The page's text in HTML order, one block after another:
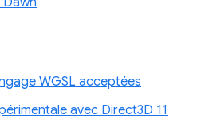
WGSL acceptées
avec Direct3D 11